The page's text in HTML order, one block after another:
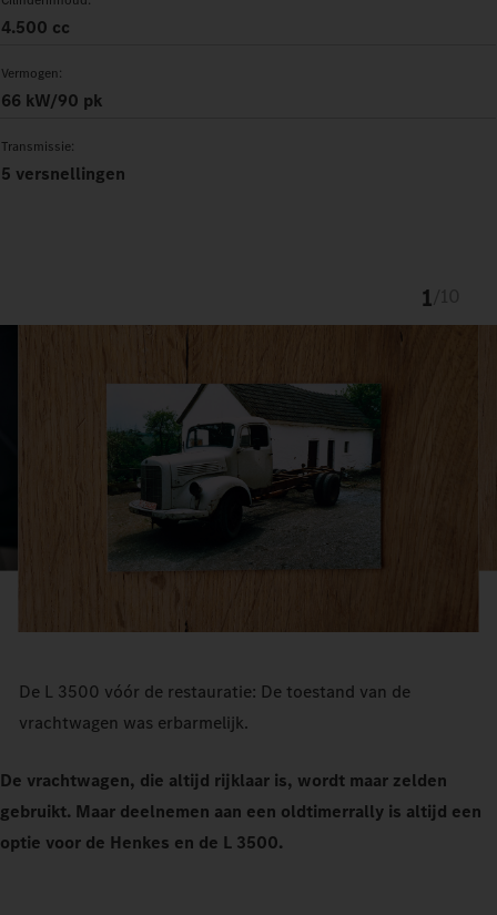
4.500 cc
Vermogen:
66 kW/90 pk
Transmissie:
5 versnellingen
1
De L 3500 vóór de restauratie: De toestand van de
vrachtwagen was erbarmelijk.
De vrachtwagen, die altijd rijklaar is, wordt maar zelden
gebruikt. Maar deelnemen aan een oldtimerrally is altijd een
optie voor de Henkes en de L 3500.